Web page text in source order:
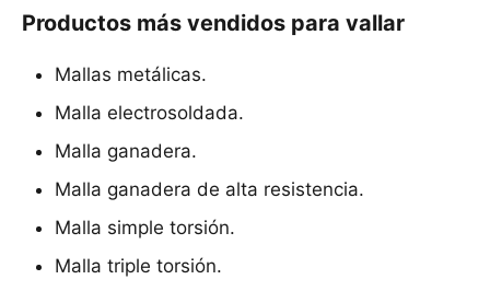
Productos más vendidos para vallar
Mallas metálicas.
Malla electrosoldada.
Malla ganadera.
Malla ganadera de alta resistencia.
Malla simple torsión.
Malla triple torsión.